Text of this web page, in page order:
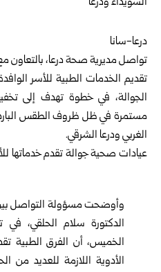
درعا-سانا
تواصل مديرية صحة درعا، بالتعاون
تقديم الخدمات الطبية للأسر
الجوالة، في خطوة تهدف إلى
مستمرة في ظل ظروف الطقس
الغربي ودرعا الشرقي.
وأوضحت مسؤولة التواصل
الدكتورة سلام الحلقي،
الخميس، أن الفرق الطبية
الأدوية اللازمة للعديد من